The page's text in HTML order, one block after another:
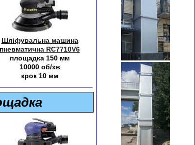
Шліфувальна машина
пневматична RC7710V6
площадка 150 мм
10000 об/хв
крок 10 мм